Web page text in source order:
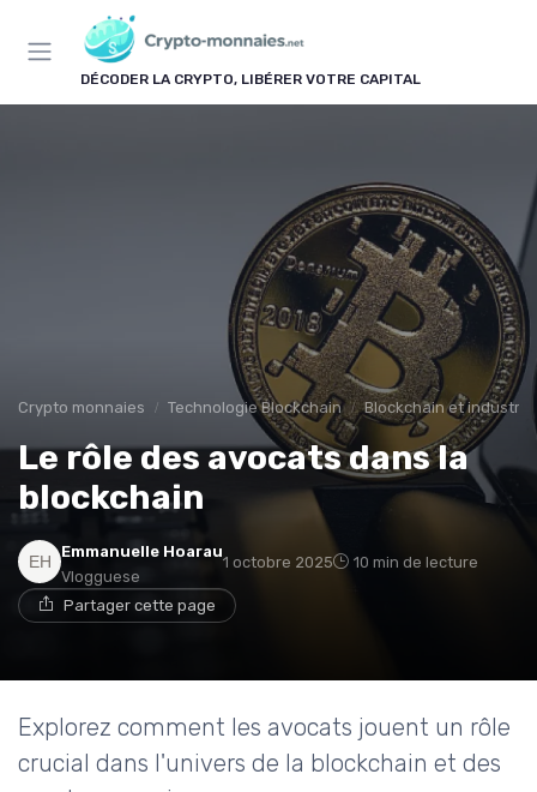
DÉCODER LA CRYPTO, LIBÉRER VOTRE CAPITAL
Crypto monnaies Technologie Blockchain Blockchain et
Le rôle des avocats dans la
blockchain
Emmanuelle Hoarau
Vlogguese
1 octobre 2025 10 min de lecture
Partager cette page
Explorez comment les avocats jouent un rôle
crucial dans l'univers de la blockchain et des
Panneau de gestion des cookies